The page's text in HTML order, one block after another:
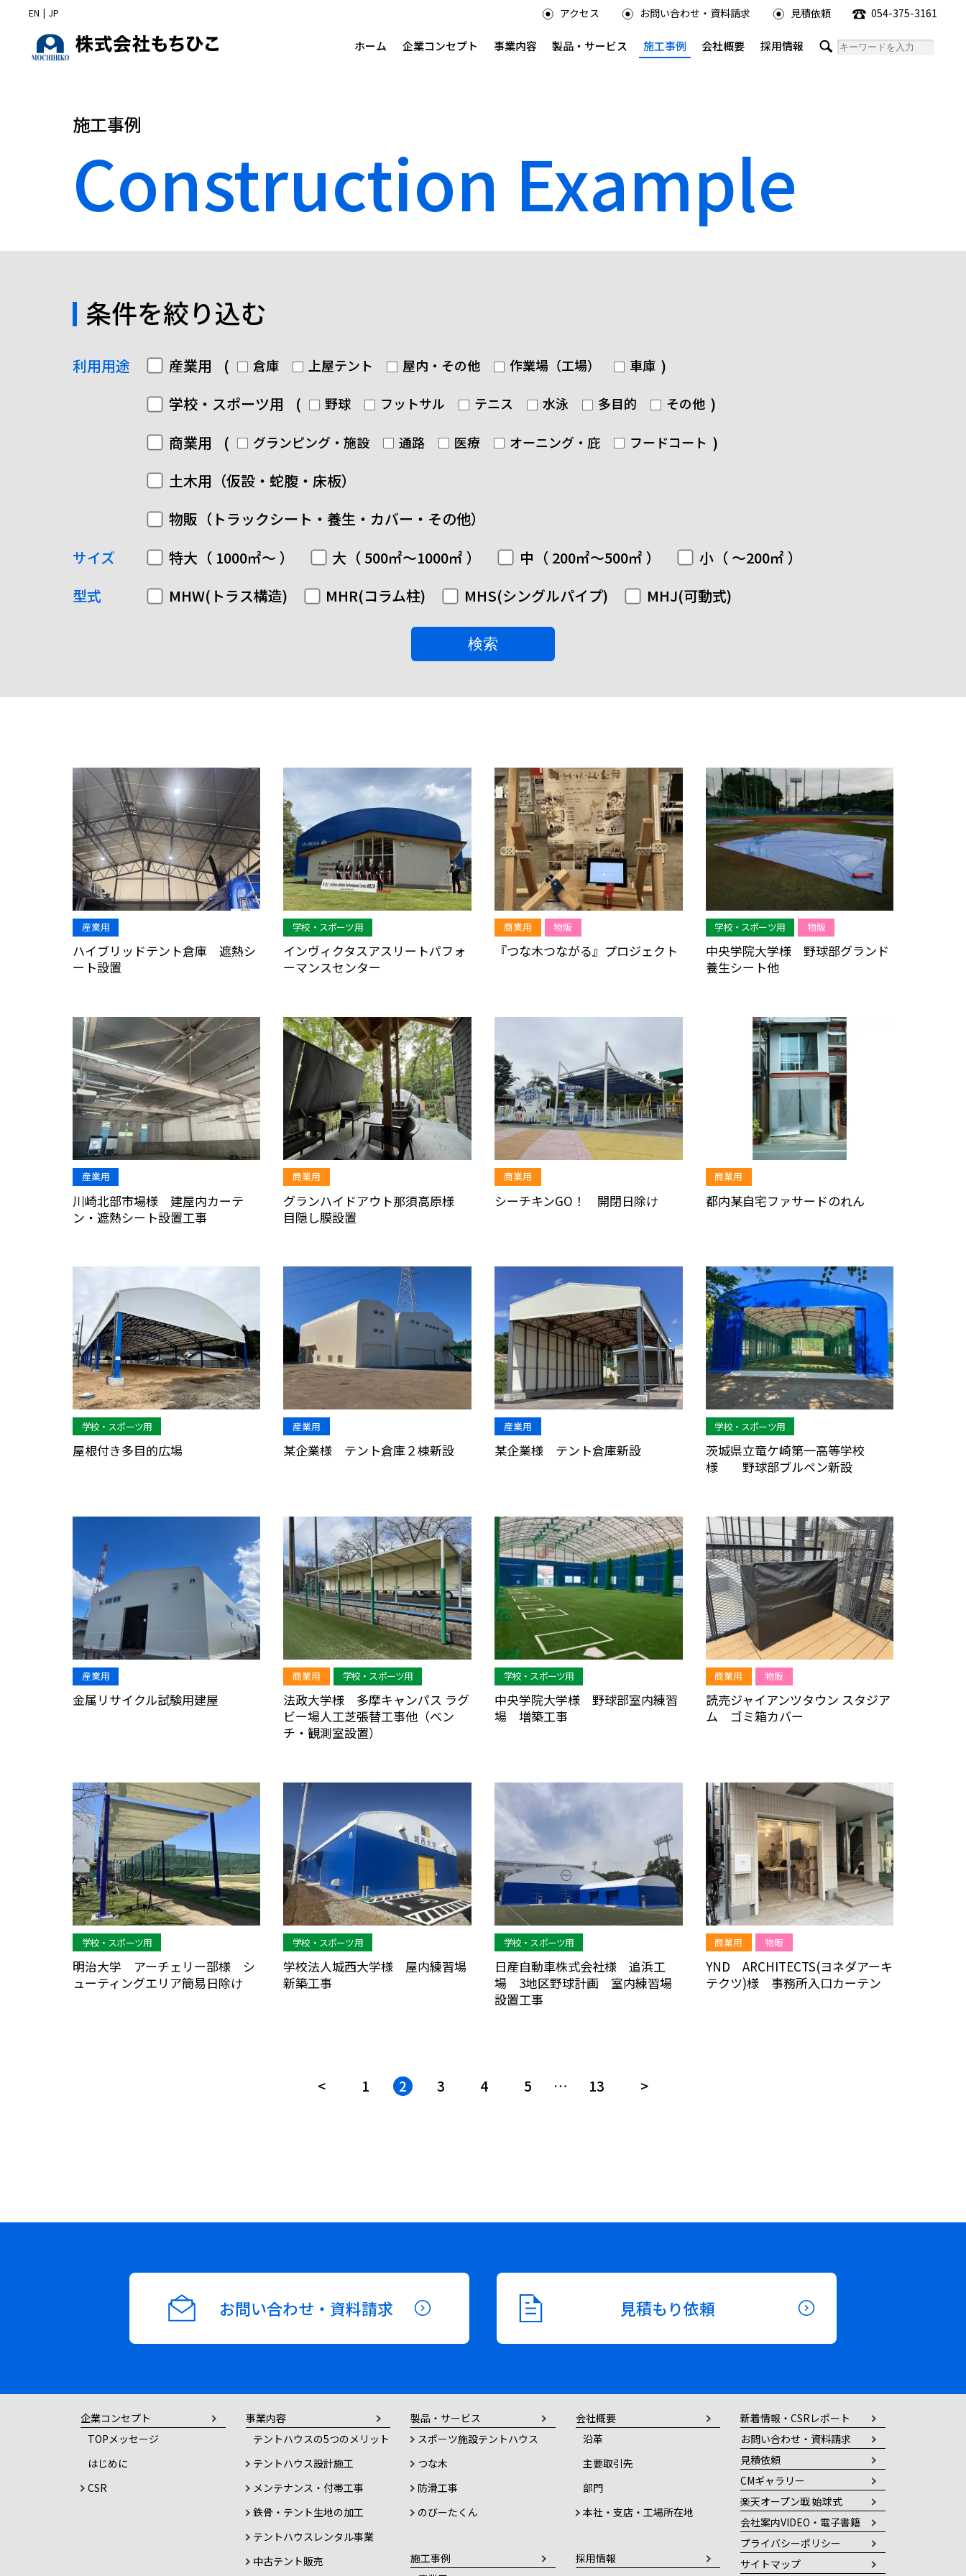
EN | JP アクセス お問い合わせ・資料請求 見積依頼 054-375-3161
ホーム 企業コンセプト 事業内容 製品・サービス 施工事例 会社概要 採用情報
施工事例
Construction Example
条件を絞り込む
利用用途 産業用 ( 倉庫 上屋テント 屋内・その他 作業場（工場） 車庫 )
学校・スポーツ用
( 野球 フットサル テニス 水泳 多目的 その他 )
商業用
( グランピング・施設 通路 医療 オーニング・庇 フードコート )
土木用（仮設・蛇腹・床板）
物販（トラックシート・養生・カバー・その他）
サイズ
特大（ 1000㎡～ ） 大（ 500㎡～1000㎡ ） 中（ 200㎡～500㎡ ）
小（ ～200㎡ ）
型式
MHW(トラス構造) MHR(コラム柱) MHS(シングルパイプ) MHJ(可動式)
検索
産業用
ハイブリッドテント倉庫 遮熱シ
ート設置
学校・スポーツ用
インヴィクタスアスリートパフォ
ーマンスセンター
商業用 物販
『つな木つながる』プロジェクト
学校・スポーツ用 物販
中央学院大学様 野球部グランド
養生シート他
産業用
川崎北部市場様 建屋内カーテ
ン・遮熱シート設置工事
商業用
グランハイドアウト那須高原様
目隠し膜設置
商業用
シーチキンGO！ 開閉日除け
商業用
都内某自宅ファサードのれん
学校・スポーツ用
屋根付き多目的広場
産業用
某企業様 テント倉庫２棟新設
産業用
某企業様 テント倉庫新設
学校・スポーツ用
茨城県立竜ケ崎第一高等学校
様 野球部ブルペン新設
産業用
金属リサイクル試験用建屋
商業用 学校・スポーツ用
法政大学様 多摩キャンパス ラグ
ビー場人工芝張替工事他（ベン
チ・観測室設置）
学校・スポーツ用
中央学院大学様 野球部室内練習
場 増築工事
商業用 物販
読売ジャイアンツタウン スタジア
ム ゴミ箱カバー
学校・スポーツ用
明治大学 アーチェリー部様 シ
ューティングエリア簡易日除け
学校・スポーツ用
学校法人城西大学様 屋内練習場
新築工事
学校・スポーツ用
日産自動車株式会社様 追浜工
場 3地区野球計画 室内練習場
設置工事
商業用 物販
YND ARCHITECTS(ヨネダアーキ
テクツ)様 事務所入口カーテン
ビ
ン
< 1 2 3 4 5 … 13 >
お問い合わせ・資料請求 見積もり依頼
企業コンセプト
TOPメッセージ
はじめに
CSR
事業内容
テントハウスの5つのメリット
テントハウス設計施工
メンテナンス・付帯工事
鉄骨・テント生地の加工
テントハウスレンタル事業
中古テント販売
製品・サービス
スポーツ施設テントハウス
つな木
防滑工事
のびーたくん
施工事例
会社概要
沿革
主要取引先
部門
本社・支店・工場所在地
採用情報
新着情報・CSRレポート
お問い合わせ・資料請求
見積依頼
CMギャラリー
楽天オープン戦 始球式
会社案内VIDEO・電子書籍
プライバシーポリシー
サイトマップ